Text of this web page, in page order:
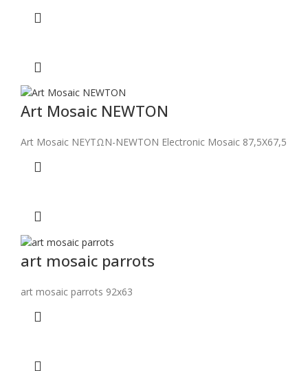
Art Mosaic NEWTON
Art Mosaic ΝΕΥΤΩΝ-NEWTON Electronic Mosaic 87,5Χ67,5
art mosaic parrots
art mosaic parrots 92x63